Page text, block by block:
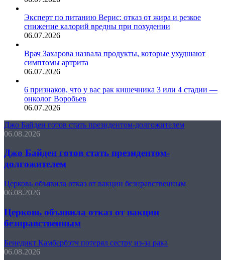
Эксперт по питанию Верис: отказ от жира и резкое
снижение калорий вредны при похудении
06.07.2026
Врач Захарова назвала продукты, которые ухудшают
симптомы артрита
06.07.2026
6 признаков, что у вас рак кишечника 3 или 4 стадии —
онколог Воробьев
06.07.2026
Джо Байден готов стать президентом-долгожителем
06.08.2026
Джо Байден готов стать президентом-
долгожителем
Церковь объявила отказ от вакцин безнравственным
06.08.2026
Церковь объявила отказ от вакцин
безнравственным
Бенедикт Камбербэтч потерял сестру из-за рака
06.08.2026